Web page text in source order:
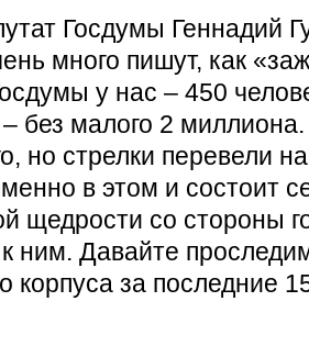
Госдумы Геннадий
много пишут, как
у нас – 450
без малого 2
но стрелки перевели
в этом и состоит
щедрости со стороны
ним. Давайте
корпуса за последние